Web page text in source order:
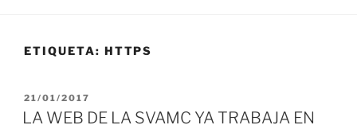
ETIQUETA: HTTPS
PUBLICADO
EL
21/01/2017
LA WEB DE LA SVAMC YA TRABAJA EN